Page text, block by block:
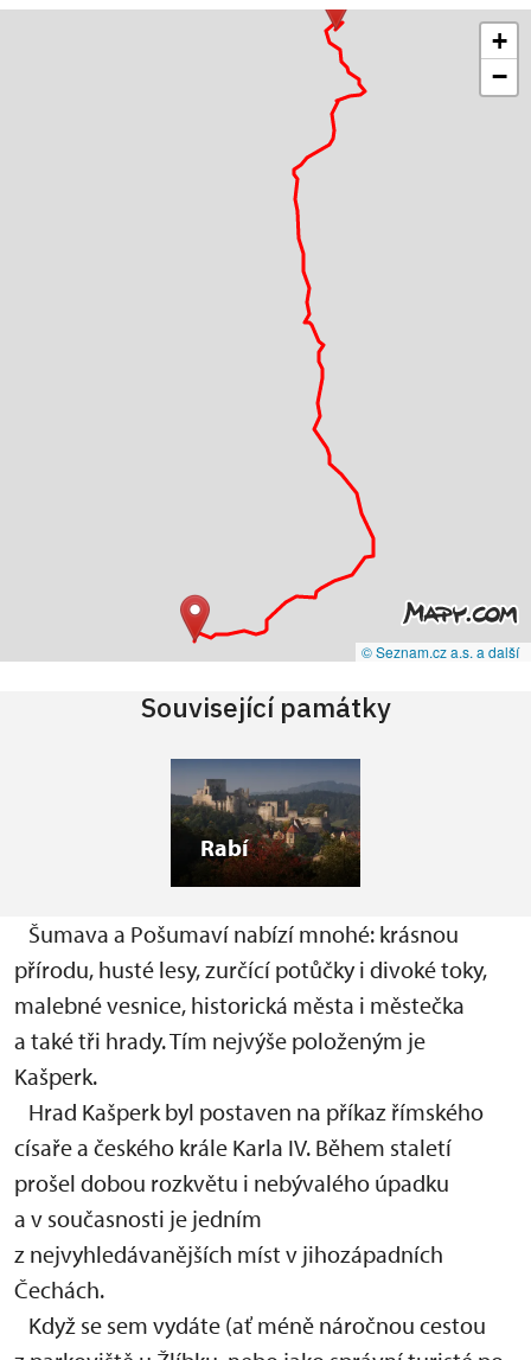
+
−
© Seznam.cz a.s. a další
Související památky
Rabí
Šumava a Pošumaví nabízí mnohé: krásnou
přírodu, husté lesy, zurčící potůčky i divoké toky,
malebné vesnice, historická města i městečka
a také tři hrady. Tím nejvýše položeným je
Kašperk.
Hrad Kašperk byl postaven na příkaz římského
císaře a českého krále Karla IV. Během staletí
prošel dobou rozkvětu i nebývalého úpadku
a v současnosti je jedním
z nejvyhledávanějších míst v jihozápadních
Čechách.
Když se sem vydáte (ať méně náročnou cestou